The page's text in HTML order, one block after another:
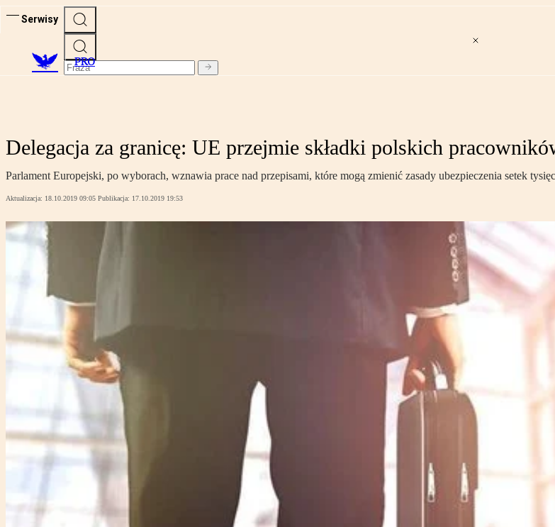
Serwisy
PRO
Delegacja za granicę: UE przejmie składki polskich
Parlament Europejski, po wyborach, wznawia prace nad przepisami, które mogą zmienić zasady ubezpieczenia setek
Aktualizacja: 18.10.2019 09:05 Publikacja: 17.10.2019 19:53